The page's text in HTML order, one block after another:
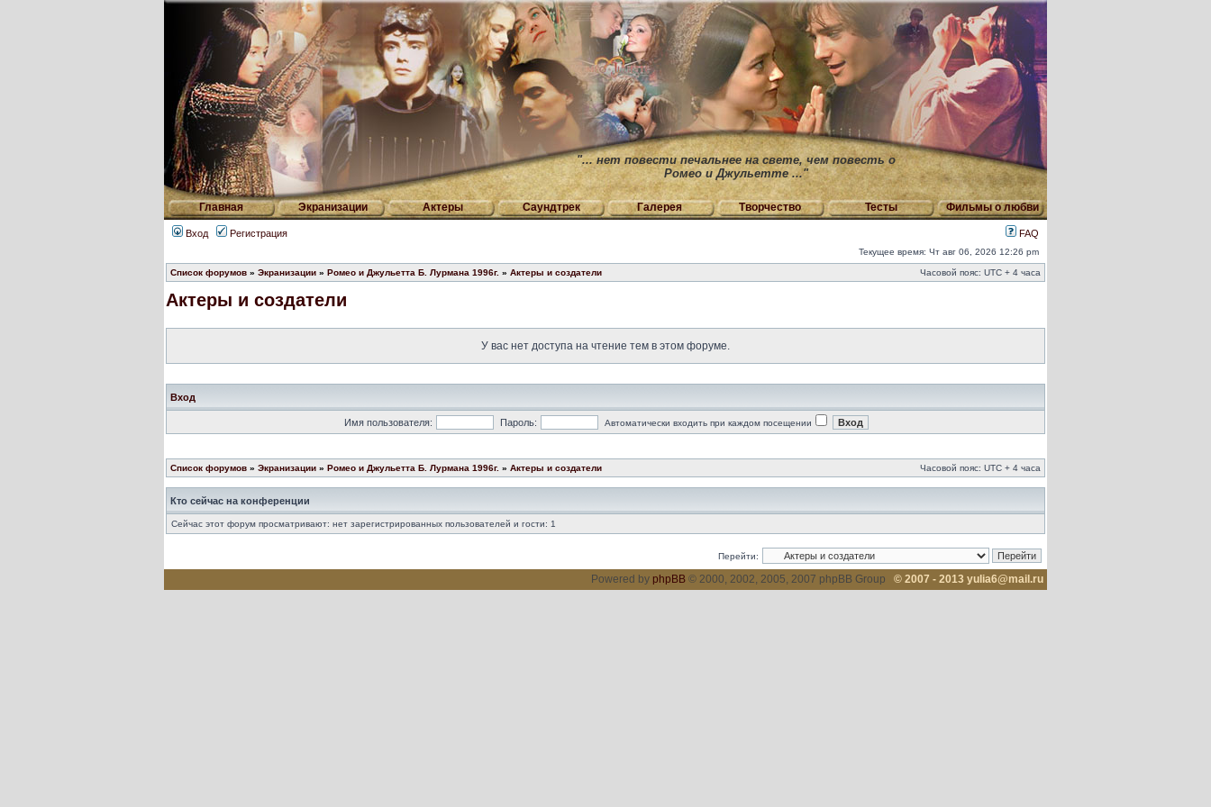
"... нет повести печальнее на свете, чем повесть о
Ромео и Джульетте ..."
Главная Экранизации Актеры Саундтрек Галерея Творчество Тесты Фильмы о любви
Вход Регистрация FAQ
Текущее время: Чт авг 06, 2026 12:26 pm
Список форумов » Экранизации » Ромео и Джульетта Б. Лурмана 1996г. » Актеры и создатели Часовой пояс: UTC + 4 часа
Актеры и создатели
У вас нет доступа на чтение тем в этом форуме.
Вход
Имя пользователя: Пароль: Автоматически входить при каждом посещении
Список форумов » Экранизации » Ромео и Джульетта Б. Лурмана 1996г. » Актеры и создатели Часовой пояс: UTC + 4 часа
Кто сейчас на конференции
Сейчас этот форум просматривают: нет зарегистрированных пользователей и гости: 1
Перейти:
Powered by phpBB © 2000, 2002, 2005, 2007 phpBB Group © 2007 - 2013 yulia6@mail.ru